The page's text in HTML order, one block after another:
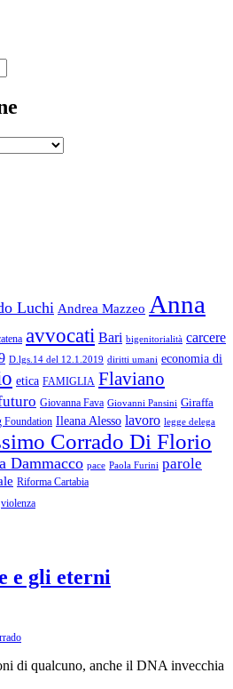
Luchi Andrea Mazzeo Anna
avvocati Bari bigenitorialità carcere
D.lgs.14 del 12.1.2019 diritti umani economia di
etica FAMIGLIA Flaviano
Giovanna Fava Giovanni Pansini Giraffa
Foundation Ileana Alesso lavoro legge delega
Corrado Di Florio
Dammacco pace Paola Furini parole
Riforma Cartabia
violenza
e gli eterni
di qualcuno, anche il DNA invecchia